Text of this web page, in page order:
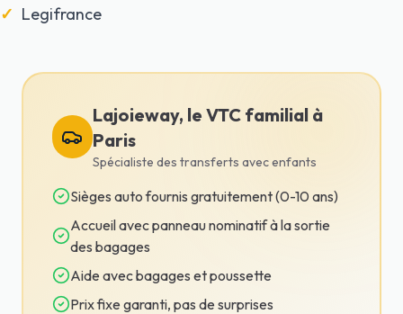
Legifrance
Lajoieway, le VTC familial à
Paris
Spécialiste des transferts avec enfants
Sièges auto fournis gratuitement (0-10 ans)
Accueil avec panneau nominatif à la sortie
des bagages
Aide avec bagages et poussette
Prix fixe garanti, pas de surprises